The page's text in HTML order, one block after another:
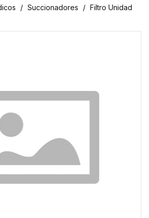
Succionadores
Filtro Unidad